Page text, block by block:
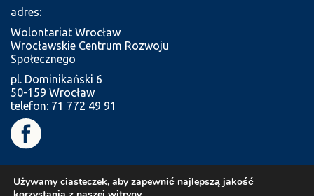
adres:
Wolontariat Wrocław
Wrocławskie Centrum Rozwoju
Społecznego
pl. Dominikański 6
50-159 Wrocław
telefon: 71 772 49 91
Używamy ciasteczek, aby zapewnić najlepszą jakość